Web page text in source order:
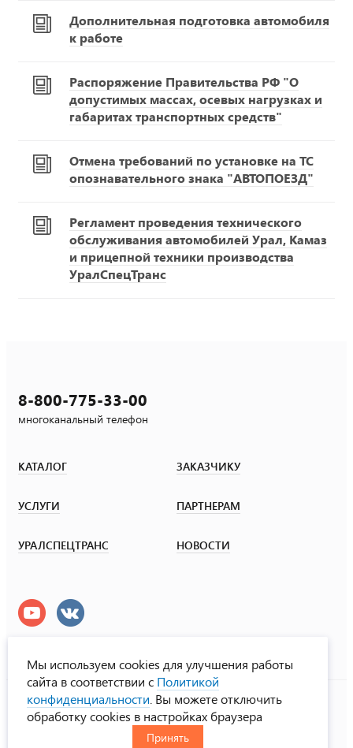
Дополнительная подготовка автомобиля
к работе
Распоряжение Правительства РФ "О
допустимых массах, осевых нагрузках и
габаритах транспортных средств"
Отмена требований по установке на ТС
опознавательного знака "АВТОПОЕЗД"
Регламент проведения технического
обслуживания автомобилей Урал, Камаз
и прицепной техники производства
УралСпецТранс
8-800-775-33-00
многоканальный телефон
КАТАЛОГ ЗАКАЗЧИКУ
УСЛУГИ ПАРТНЕРАМ
УРАЛСПЕЦТРАНС НОВОСТИ
УралСпецТранс
© ООО «Урал СТ», 2000-2026
Политика конфиденциальности
Мы используем cookies для улучшения работы
сайта в соответствии с Политикой
конфиденциальности . Вы можете отключить
обработку cookies в настройках браузера
Принять